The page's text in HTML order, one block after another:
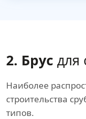
2. Брус для
Наиболее
строительства
типов.